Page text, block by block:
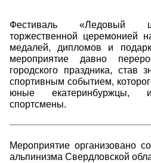
Фестиваль «Ледовый
торжественной церемонией
медалей, дипломов и
мероприятие давно
городского праздника, став
спортивным событием,
юные екатеринбуржцы,
спортсмены.
Мероприятие организовано
альпинизма Свердловской